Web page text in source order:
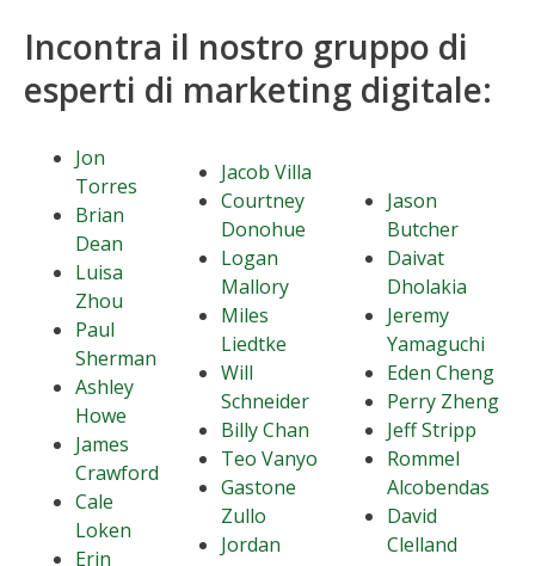
Incontra il nostro gruppo di
esperti di marketing digitale:
Jon
Torres
Brian
Dean
Luisa
Zhou
Paul
Sherman
Ashley
Howe
James
Crawford
Cale
Loken
Erin
Jacob Villa
Courtney
Donohue
Logan
Mallory
Miles
Liedtke
Will
Schneider
Billy Chan
Teo Vanyo
Gastone
Zullo
Jordan
Jason
Butcher
Daivat
Dholakia
Jeremy
Yamaguchi
Eden Cheng
Perry Zheng
Jeff Stripp
Rommel
Alcobendas
David
Clelland